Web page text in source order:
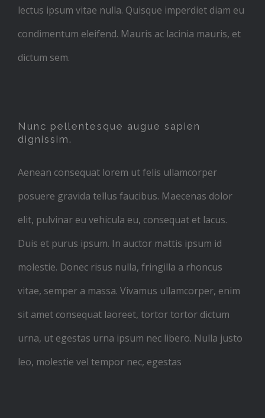
lectus ipsum vitae nulla. Quisque imperdiet diam eu
condimentum eleifend. Mauris ac lacinia mauris, et
dictum sem.
Nunc pellentesque augue sapien
dignissim.
Aenean consequat lorem ut felis ullamcorper
posuere gravida tellus faucibus. Maecenas dolor
elit, pulvinar eu vehicula eu, consequat et lacus.
Duis et purus ipsum. In auctor mattis ipsum id
molestie. Donec risus nulla, fringilla a rhoncus
vitae, semper a massa. Vivamus ullamcorper, enim
sit amet consequat laoreet, tortor tortor dictum
urna, ut egestas urna ipsum nec libero. Nulla justo
leo, molestie vel tempor nec, egestas